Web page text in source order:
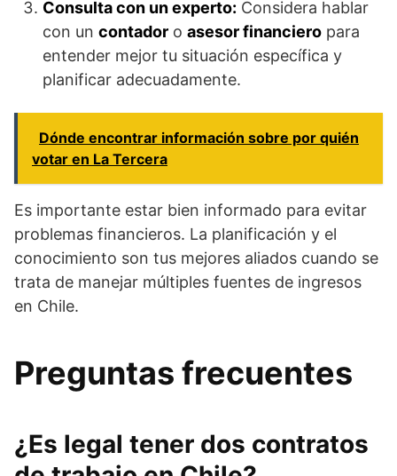
Consulta con un experto: Considera hablar
con un contador o asesor financiero para
entender mejor tu situación específica y
planificar adecuadamente.
Dónde encontrar información sobre por quién
votar en La Tercera
Es importante estar bien informado para evitar
problemas financieros. La planificación y el
conocimiento son tus mejores aliados cuando se
trata de manejar múltiples fuentes de ingresos
en Chile.
Preguntas frecuentes
¿Es legal tener dos contratos